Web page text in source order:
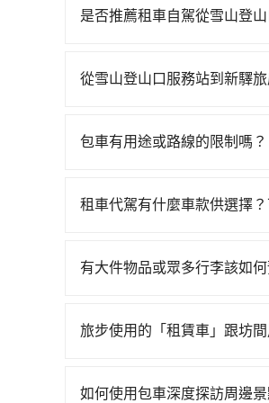
早06:05一直到23:03，台中-
元，再用15分鐘出站，最後
所以如果你臨時需要一輛計
元車資，而且更會額外浪費5
是否推薦租車自駕從雪山登
天就要來回，那在台中路邊
時40元路邊停車費用預估進
的車門仍未被修理，每一次
點仍有段距離，在遇到下雨天
從雪山登山口服務站到新驛
算，價格約為4,050~6,100
預約，以免當場被坑受騙。
包車有用途或路線的限制嗎？
律，無論是清明掃墓、包車
後一週內寄出電子收據。
租車代駕有什麼車款供選擇
VW為主，其中也有少量進口
有大件物品或眾多行李該如何
板、床墊、折疊單車、家電
旅步使用的「租賃車」跟坊
為旅步貴賓服務用車。與一
如何使用包車深度探訪周邊景